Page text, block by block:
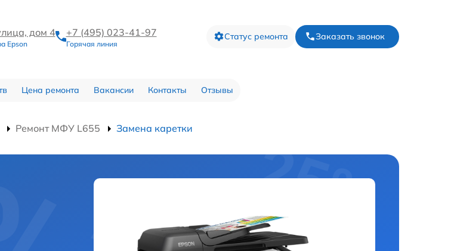
дом 4
Epson
+7 (495) 023-41-97
Горячая линия
Статус ремонта Заказать звонок
Цена ремонта Вакансии Контакты Отзывы
Ремонт МФУ L655 Замена каретки